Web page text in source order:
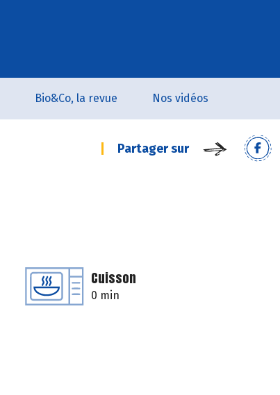
Bio&Co, la revue Nos vidéos
Partager sur
Cuisson
0 min